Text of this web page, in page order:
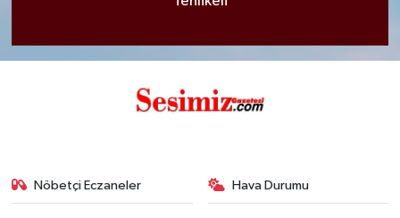
Nöbetçi Eczaneler Hava Durumu